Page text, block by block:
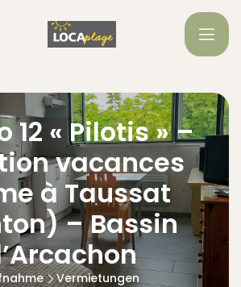
12 « Pilotis » –
vacances
à Taussat
– Bassin
Vermietungen